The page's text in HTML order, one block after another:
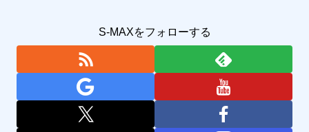
S-MAXをフォローする